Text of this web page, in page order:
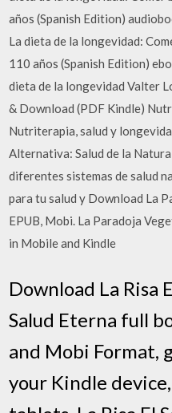
años (Spanish Edition)
La dieta de la longevidad:
110 años (Spanish Edition)
dieta de la longevidad Valter
& Download (PDF Kindle)
Nutriterapia, salud y
Alternativa: Salud de la
diferentes sistemas de salud
para tu salud y Download La
EPUB, Mobi. La Paradoja
in Mobile and Kindle
Download La Risa
Salud Eterna full
and Mobi Format,
your Kindle